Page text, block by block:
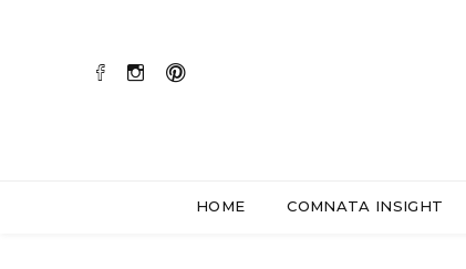
HOME COMNATA INSIGHT